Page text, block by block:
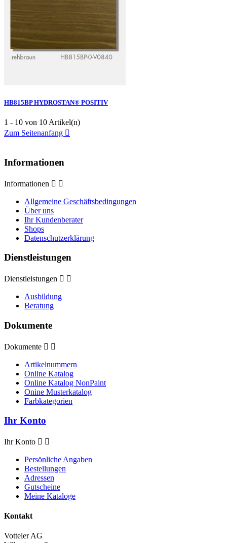
HB815BP HYDROSTAN® POSITIV
1 - 10 von 10 Artikel(n)
Zum Seitenanfang 
Informationen
Informationen  
Allgemeine Geschäftsbedingungen
Über uns
Ihr Kundenberater
Shops
Datenschutzerklärung
Dienstleistungen
Dienstleistungen  
Ausbildung
Beratung
Dokumente
Dokumente  
Artikelnummern
Online Katalog
Online Katalog NonPaint
Onine Musterkatalog
Farbkategorien
Ihr Konto
Ihr Konto  
Persönliche Angaben
Bestellungen
Adressen
Gutscheine
Meine Kataloge
Kontakt
Votteler AG